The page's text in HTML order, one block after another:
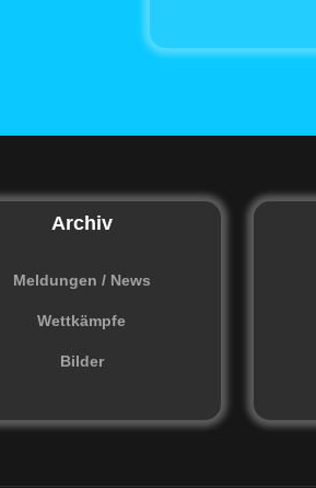
Archiv
Meldungen / News
Wettkämpfe
Bilder